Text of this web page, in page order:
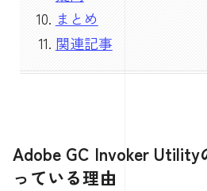
まとめ
関連記事
Adobe GC Invoker
っている理由